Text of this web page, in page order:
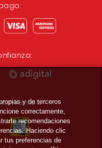
y de terceros
correctamente,
recomendaciones
Haciendo clic
tus preferencias de